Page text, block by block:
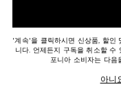
'계속'을 클릭하시면 신상품, 할인
니다. 언제든지 구독을 취소할 수
포니아 소비자는 다음
아니